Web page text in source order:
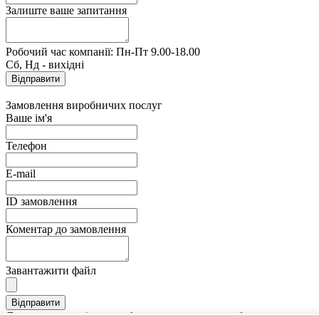
Залиште ваше запитання
Робочий час компанії: Пн-Пт 9.00-18.00
Сб, Нд - вихідні
Замовлення виробничих послуг
Ваше ім'я
Телефон
E-mail
ID замовлення
Коментар до замовлення
Завантажити файл